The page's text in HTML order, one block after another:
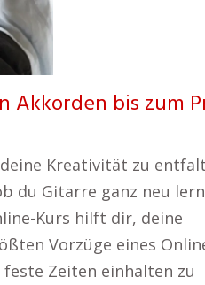
Akkorden bis zum
Kreativität zu
du Gitarre ganz neu
Kurs hilft dir, deine
Vorzüge eines
feste Zeiten einhalten zu